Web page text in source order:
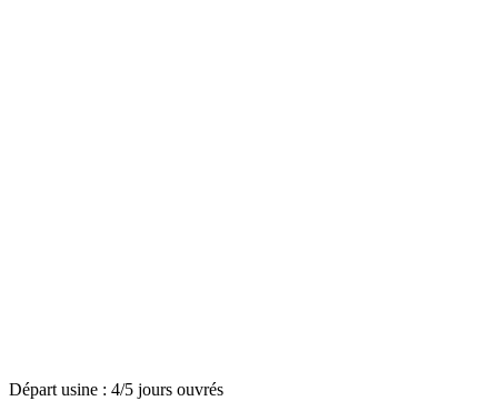
Départ usine : 4/5 jours ouvrés